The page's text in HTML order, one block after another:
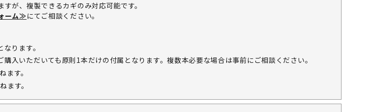
が、複製できるカギのみ対応可能です。
ーム≫にてご相談ください。
ります。
入いただいても原則1本だけの付属となります。複数本必要な場合は事前にご相談ください。
ます。
ます。